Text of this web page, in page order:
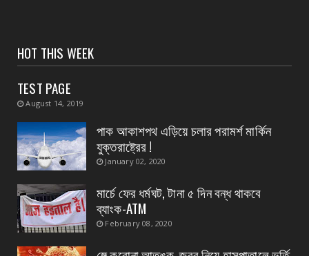
সংবাদপত্রের ধার্যকৃত সোনা ও রূপার গহনা দর:
August 07, 2026
August 07, 2026
CONTACT
নৈপুর গ্রাম পঞ্চায়েতে বিজেপির নতুন বোর্ড গঠন, প্রধান
পদে মদ...
August 07, 2026
HOT THIS WEEK
TEST PAGE
August 14, 2019
পাক আকাশপথ এড়িয়ে চলার পরামর্শ মার্কিন
যুক্তরাষ্ট্রের !
January 02, 2020
মার্চে ফের ধর্মঘট, টানা ৫ দিন বন্ধ থাকবে
ব্যাংক-ATM
February 08, 2020